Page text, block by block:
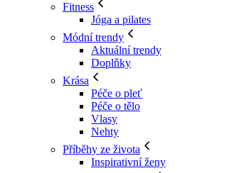
Fitness
Jóga a pilates
Módní trendy
Aktuální trendy
Doplňky
Krása
Péče o pleť
Péče o tělo
Vlasy
Nehty
Příběhy ze života
Inspirativní ženy